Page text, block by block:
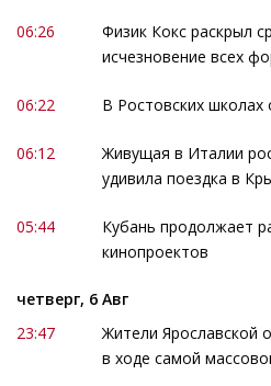
06:26
Физик Кокс раскрыл
исчезновение всех
06:22 В Ростовских школах
06:12
Живущая в Италии
удивила поездка в
05:44
Кубань продолжает
кинопроектов
четверг, 6 Авг
23:47
Жители Ярославской
в ходе самой